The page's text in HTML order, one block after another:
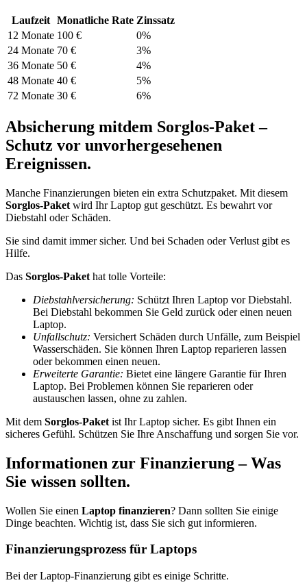
Laufzeit Monatliche Rate Zinssatz
12 Monate 100 €
0%
24 Monate 70 €
3%
36 Monate 50 €
4%
48 Monate 40 €
5%
72 Monate 30 € 6%
Absicherung mitdem Sorglos-Paket –
Schutz vor unvorhergesehenen
Ereignissen.
Manche Finanzierungen bieten ein extra Schutzpaket. Mit diesem
Sorglos-Paket wird Ihr Laptop gut geschützt. Es bewahrt vor
Diebstahl oder Schäden.
Sie sind damit immer sicher. Und bei Schaden oder Verlust gibt es
Hilfe.
Das Sorglos-Paket hat tolle Vorteile:
Diebstahlversicherung: Schützt Ihren Laptop vor Diebstahl.
Bei Diebstahl bekommen Sie Geld zurück oder einen neuen
Laptop.
Unfallschutz: Versichert Schäden durch Unfälle, zum Beispiel
Wasserschäden. Sie können Ihren Laptop reparieren lassen
oder bekommen einen neuen.
Erweiterte Garantie: Bietet eine längere Garantie für Ihren
Laptop. Bei Problemen können Sie reparieren oder
austauschen lassen, ohne zu zahlen.
Mit dem Sorglos-Paket ist Ihr Laptop sicher. Es gibt Ihnen ein
sicheres Gefühl. Schützen Sie Ihre Anschaffung und sorgen Sie vor.
Informationen zur Finanzierung – Was
Sie wissen sollten.
Wollen Sie einen Laptop finanzieren? Dann sollten Sie einige
Dinge beachten. Wichtig ist, dass Sie sich gut informieren.
Finanzierungsprozess für Laptops
Bei der Laptop-Finanzierung gibt es einige Schritte.